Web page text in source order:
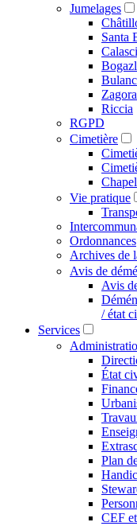
Jumelages
Santa
Zagora
Riccia
RGPD
Cimetière
Vie pratique
Ordonnances
Archives de
Avis de
Avis
/ état
Services
État
Plan
CEF